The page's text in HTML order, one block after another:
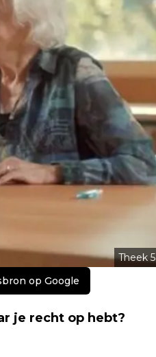
Theek 5
op Google
je recht op hebt?